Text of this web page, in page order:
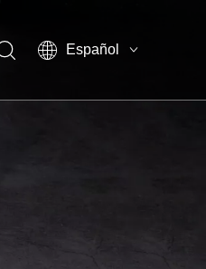
Español
العربية